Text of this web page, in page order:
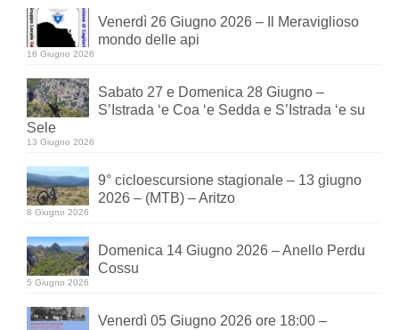
Venerdì 26 Giugno 2026 – Il Meraviglioso
mondo delle api
16 Giugno 2026
Sabato 27 e Domenica 28 Giugno –
S’Istrada ‘e Coa ‘e Sedda e S’Istrada ‘e su
Sele
13 Giugno 2026
9° cicloescursione stagionale – 13 giugno
2026 – (MTB) – Aritzo
8 Giugno 2026
Domenica 14 Giugno 2026 – Anello Perdu
Cossu
5 Giugno 2026
Venerdì 05 Giugno 2026 ore 18:00 –